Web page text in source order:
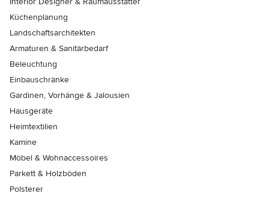
Küchenplanung
Landschaftsarchitekten
Armaturen & Sanitärbedarf
Beleuchtung
Einbauschränke
Gardinen, Vorhänge & Jalousien
Hausgeräte
Heimtextilien
Kamine
Möbel & Wohnaccessoires
Parkett & Holzböden
Polsterer